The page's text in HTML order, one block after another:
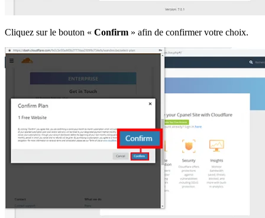
Cliquez sur le bouton « Confirm » afin de confirmer votre choix.